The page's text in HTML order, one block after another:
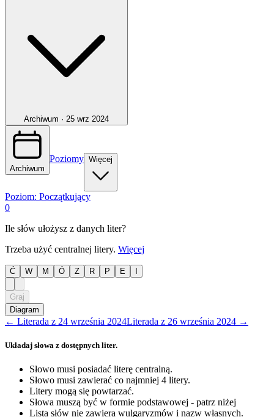
Archiwum · 25 wrz 2024
Archiwum
Poziomy Więcej
Poziom: Początkujący
0
Ile słów ułożysz z danych liter?
Trzeba użyć centralnej litery. Więcej
Ć W M Ó Z R P E
Graj
Diagram
← Literada z 24 września 2024Literada z 26 września 2024 →
Układaj słowa z dostępnych liter.
Słowo musi posiadać literę centralną.
Słowo musi zawierać co najmniej 4 litery.
Litery mogą się powtarzać.
Słowa muszą być w formie podstawowej - patrz niżej
Lista słów nie zawiera wulgaryzmów i nazw własnych.